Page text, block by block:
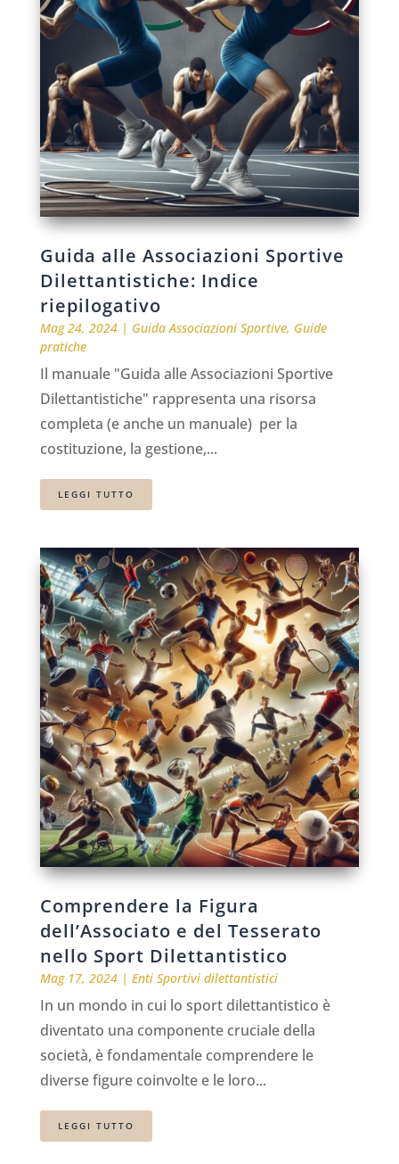
Guida alle Associazioni Sportive
Dilettantistiche: Indice
riepilogativo
Mag 24, 2024| Guida Associazioni Sportive, Guide
pratiche
Il manuale "Guida alle Associazioni Sportive
Dilettantistiche" rappresenta una risorsa
completa (e anche un manuale) per la
costituzione, la gestione,...
LEGGI TUTTO
Comprendere la Figura
dell’Associato e del Tesserato
nello Sport Dilettantistico
Mag 17, 2024| Enti Sportivi dilettantistici
In un mondo in cui lo sport dilettantistico è
diventato una componente cruciale della
società, è fondamentale comprendere le
diverse figure coinvolte e le loro...
LEGGI TUTTO